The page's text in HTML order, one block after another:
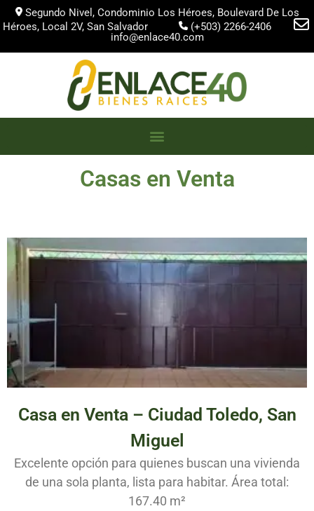
Segundo Nivel, Condominio Los Héroes, Boulevard De Los
Héroes, Local 2V, San Salvador
(+503) 2266-2406
info@enlace40.com
Casas en Venta
Casa en Venta – Ciudad Toledo, San
Miguel
Excelente opción para quienes buscan una vivienda
de una sola planta, lista para habitar. Área total:
167.40 m²